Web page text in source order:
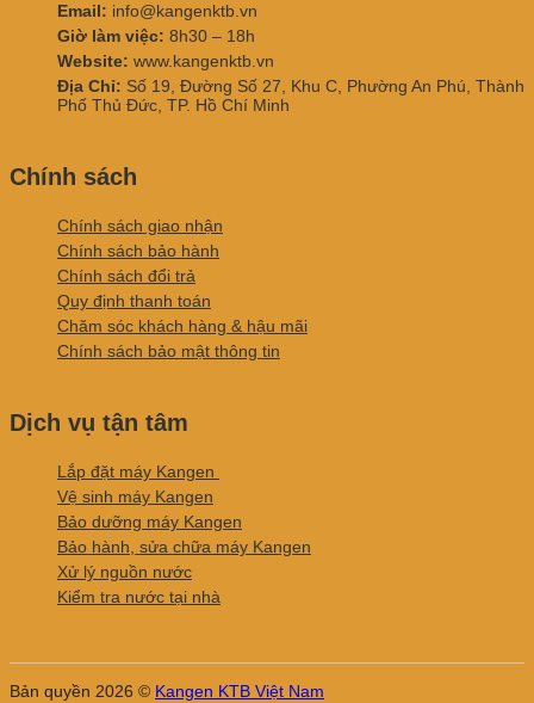
Email: info@kangenktb.vn
Giờ làm việc: 8h30 – 18h
Website: www.kangenktb.vn
Địa Chỉ: Số 19, Đường Số 27, Khu C, Phường An Phú, Thành
Phố Thủ Đức, TP. Hồ Chí Minh
Chính sách
Chính sách giao nhận
Chính sách bảo hành
Chính sách đổi trả
Quy định thanh toán
Chăm sóc khách hàng & hậu mãi
Chính sách bảo mật thông tin
Dịch vụ tận tâm
Lắp đặt máy Kangen
Vệ sinh máy Kangen
Bảo dưỡng máy Kangen
Bảo hành, sửa chữa máy Kangen
Xử lý nguồn nước
Kiểm tra nước tại nhà
Bản quyền 2026 © Kangen KTB Việt Nam